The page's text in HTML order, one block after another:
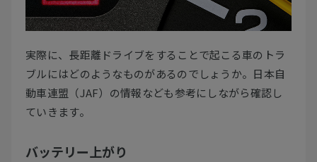
実際に、長距離ドライブをすることで起こる車のトラ
ブルにはどのようなものがあるのでしょうか。日本自
動車連盟（JAF）の情報なども参考にしながら確認し
ていきます。
バッテリー上がり